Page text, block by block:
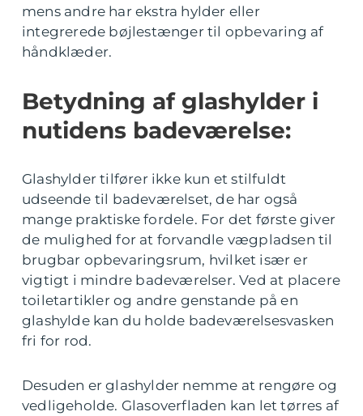
mens andre har ekstra hylder eller
integrerede bøjlestænger til opbevaring af
håndklæder.
Betydning af glashylder i
nutidens badeværelse:
Glashylder tilfører ikke kun et stilfuldt
udseende til badeværelset, de har også
mange praktiske fordele. For det første giver
de mulighed for at forvandle vægpladsen til
brugbar opbevaringsrum, hvilket især er
vigtigt i mindre badeværelser. Ved at placere
toiletartikler og andre genstande på en
glashylde kan du holde badeværelsesvasken
fri for rod.
Desuden er glashylder nemme at rengøre og
vedligeholde. Glasoverfladen kan let tørres af